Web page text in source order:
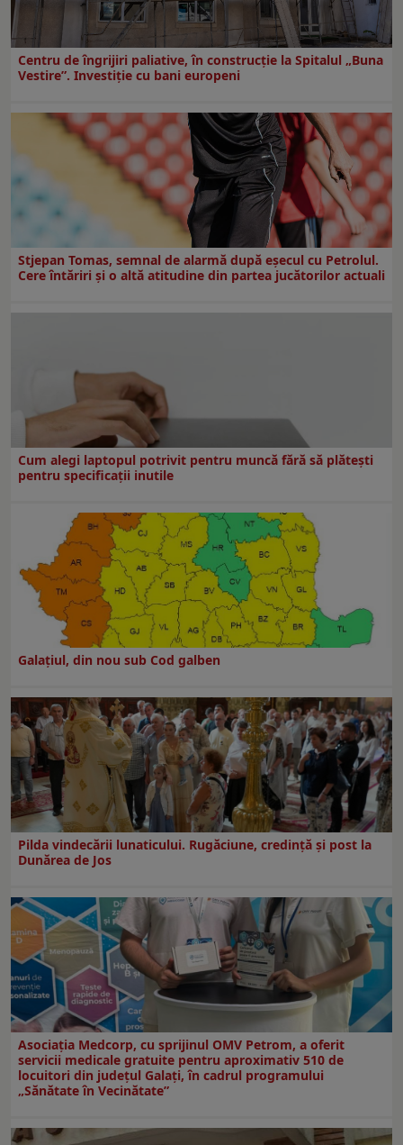
Centru de îngrijiri paliative, în construcţie la Spitalul „Buna
Vestire”. Investiţie cu bani europeni
Stjepan Tomas, semnal de alarmă după eșecul cu Petrolul.
Cere întăriri și o altă atitudine din partea jucătorilor actuali
Cum alegi laptopul potrivit pentru muncă fără să plătești
pentru specificații inutile
Galaţiul, din nou sub Cod galben
Pilda vindecării lunaticului. Rugăciune, credință și post la
Dunărea de Jos
Asociația Medcorp, cu sprijinul OMV Petrom, a oferit
servicii medicale gratuite pentru aproximativ 510 de
locuitori din județul Galați, în cadrul programului
„Sănătate în Vecinătate”